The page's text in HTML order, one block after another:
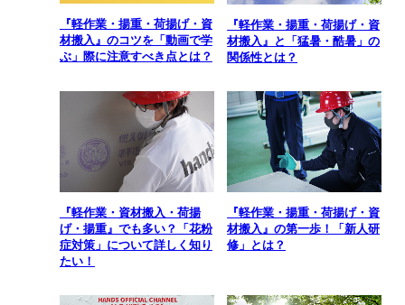
『軽作業・揚重・荷揚げ・資
材搬入』のコツを「動画で学
ぶ」際に注意すべき点とは？
『軽作業・揚重・荷揚げ・資
材搬入』と「猛暑・酷暑」の
関係性とは？
『軽作業・資材搬入・荷揚
げ・揚重』でも多い？「花粉
症対策」について詳しく知り
たい！
『軽作業・揚重・荷揚げ・資
材搬入』の第一歩！「新人研
修」とは？